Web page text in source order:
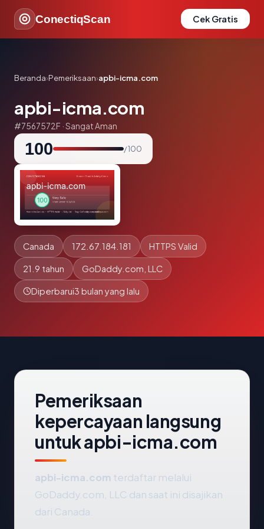
ConectiqScan Cek Gratis
Beranda›Pemeriksaan›apbi-icma.com
apbi-icma.com
#7567572F · Sangat Aman
100 / 100
Canada 172.67.184.181 HTTPS Valid
21.9 tahun GoDaddy.com, LLC
Diperbarui3 bulan yang lalu
Pemeriksaan
kepercayaan langsung
untuk apbi-icma.com
apbi-icma.com terdaftar melalui
GoDaddy.com, LLC dan saat ini disajikan
dari Canada.